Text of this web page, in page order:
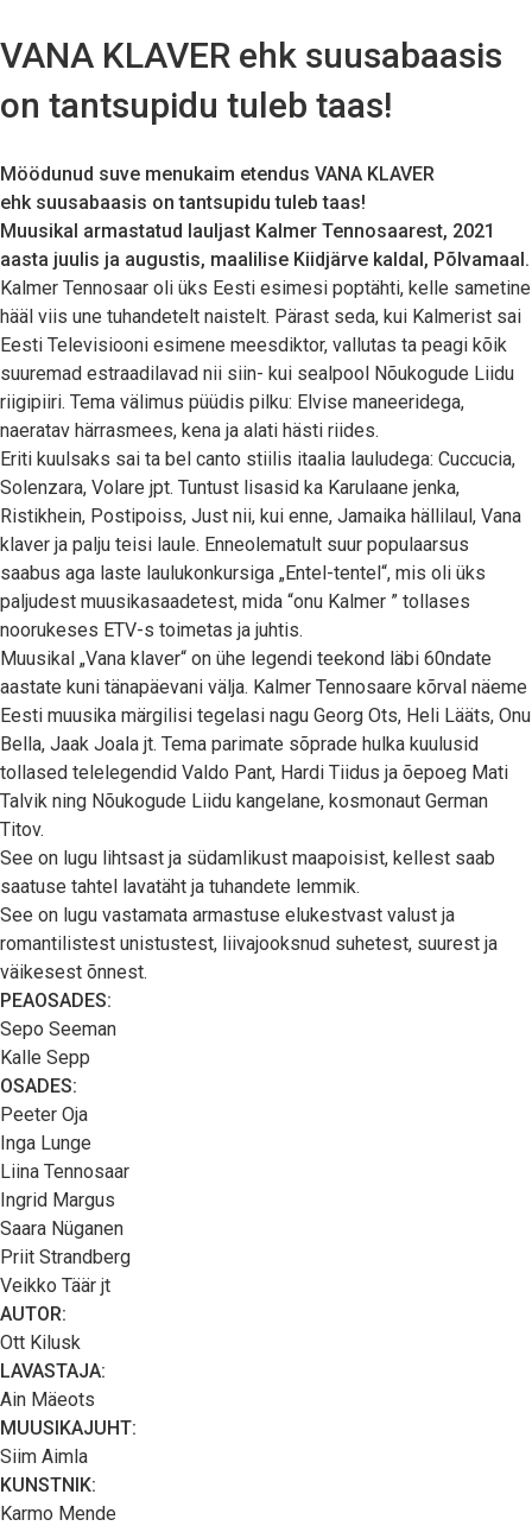
VANA KLAVER ehk suusabaasis
on tantsupidu tuleb taas!
Möödunud suve menukaim etendus VANA KLAVER
ehk suusabaasis on tantsupidu tuleb taas!
Muusikal armastatud lauljast Kalmer Tennosaarest, 2021
aasta juulis ja augustis, maalilise Kiidjärve kaldal, Põlvamaal.
Kalmer Tennosaar oli üks Eesti esimesi poptähti, kelle sametine
hääl viis une tuhandetelt naistelt. Pärast seda, kui Kalmerist sai
Eesti Televisiooni esimene meesdiktor, vallutas ta peagi kõik
suuremad estraadilavad nii siin- kui sealpool Nõukogude Liidu
riigipiiri. Tema välimus püüdis pilku: Elvise maneeridega,
naeratav härrasmees, kena ja alati hästi riides.
Eriti kuulsaks sai ta bel canto stiilis itaalia lauludega: Cuccucia,
Solenzara, Volare jpt. Tuntust lisasid ka Karulaane jenka,
Ristikhein, Postipoiss, Just nii, kui enne, Jamaika hällilaul, Vana
klaver ja palju teisi laule. Enneolematult suur populaarsus
saabus aga laste laulukonkursiga „Entel-tentel“, mis oli üks
paljudest muusikasaadetest, mida “onu Kalmer ” tollases
noorukeses ETV-s toimetas ja juhtis.
Muusikal „Vana klaver“ on ühe legendi teekond läbi 60ndate
aastate kuni tänapäevani välja. Kalmer Tennosaare kõrval näeme
Eesti muusika märgilisi tegelasi nagu Georg Ots, Heli Lääts, Onu
Bella, Jaak Joala jt. Tema parimate sõprade hulka kuulusid
tollased telelegendid Valdo Pant, Hardi Tiidus ja õepoeg Mati
Talvik ning Nõukogude Liidu kangelane, kosmonaut German
Titov.
See on lugu lihtsast ja südamlikust maapoisist, kellest saab
saatuse tahtel lavatäht ja tuhandete lemmik.
See on lugu vastamata armastuse elukestvast valust ja
romantilistest unistustest, liivajooksnud suhetest, suurest ja
väikesest õnnest.
PEAOSADES:
Sepo Seeman
Kalle Sepp
OSADES:
Peeter Oja
Inga Lunge
Liina Tennosaar
Ingrid Margus
Saara Nüganen
Priit Strandberg
Veikko Täär jt
AUTOR:
Ott Kilusk
LAVASTAJA:
Ain Mäeots
MUUSIKAJUHT:
Siim Aimla
KUNSTNIK:
Karmo Mende